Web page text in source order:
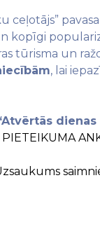
ceļotājs”
kopīgi
tūrisma un
, lai
PIETEIKUMA